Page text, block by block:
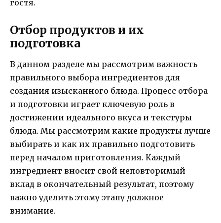
гостя.
Отбор продуктов и их
подготовка
В данном разделе мы рассмотрим важность
правильного выбора ингредиентов для
создания изысканного блюда. Процесс отбора
и подготовки играет ключевую роль в
достижении идеального вкуса и текстуры
блюда. Мы рассмотрим какие продукты лучше
выбирать и как их правильно подготовить
перед началом приготовления. Каждый
ингредиент вносит свой неповторимый
вклад в окончательный результат, поэтому
важно уделить этому этапу должное
внимание.